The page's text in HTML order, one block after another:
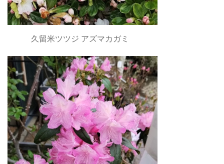
久留米ツツジ アズマカガミ